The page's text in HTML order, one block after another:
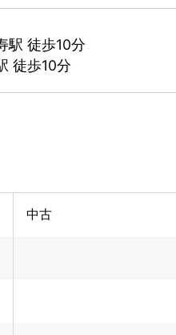
駅 徒歩10分
徒歩10分
中古